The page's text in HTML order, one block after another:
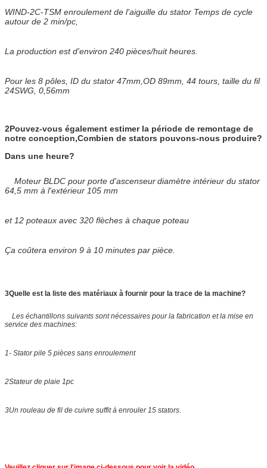
WIND-2C-TSM enroulement de l'aiguille du stator Temps de cycle
autour de 2 min/pc,
La production est d'environ 240 pièces/huit heures.
Pour les 8 pôles, ID du stator 47mm,OD 89mm, 44 tours, taille du fil
24SWG, 0,56mm
2Pouvez-vous également estimer la période de remontage de
notre conception,Combien de stators pouvons-nous produire?
Dans une heure?
Moteur BLDC pour porte d'ascenseurdiamètre intérieur du stator
64,5 mm à l'extérieur 105 mm
et 12 poteaux avec 320 flèches à chaque poteau
Ça coûtera environ 9 à 10 minutes par pièce.
3Quelle est la liste des matériaux à fournir pour la trace de la machine?
Les échantillons suivants sont nécessaires pour la fabrication et la mise en
service des machines:
1- Stator pile 5 pièces sans enroulement
2Stateur de plaie 1pc
3Un rouleau de fil de cuivre suffit à enrouler 15 stators.